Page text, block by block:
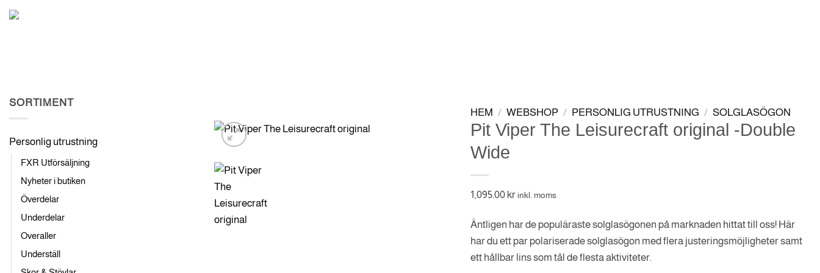
Skip
SORTIMENT
Personlig utrustning
FXR Utförsäljning
Nyheter i butiken
Överdelar
Underdelar
Overaller
Underställ
HEM / WEBSHOP / PERSONLIG UTRUSTNING / SOLGLASÖGON
Pit Viper The Leisurecraft original -Double
Wide
1,095.00 kr inkl. moms
Äntligen har de populäraste solglasögonen på marknaden hittat till oss! Här
har du ett par polariserade solglasögon med flera justeringsmöjligheter samt
ett hållbar lins som tål de flesta aktiviteter.